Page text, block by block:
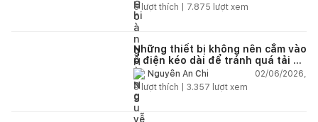
5lượt thích | 7.875 lượt xem
Những thiết bị không nên cắm vào
ổ điện kéo dài để tránh quá tải và
chập cháy trong nhà
Nguyễn An Chi
02/06/2026,
9lượt thích | 3.357 lượt xem